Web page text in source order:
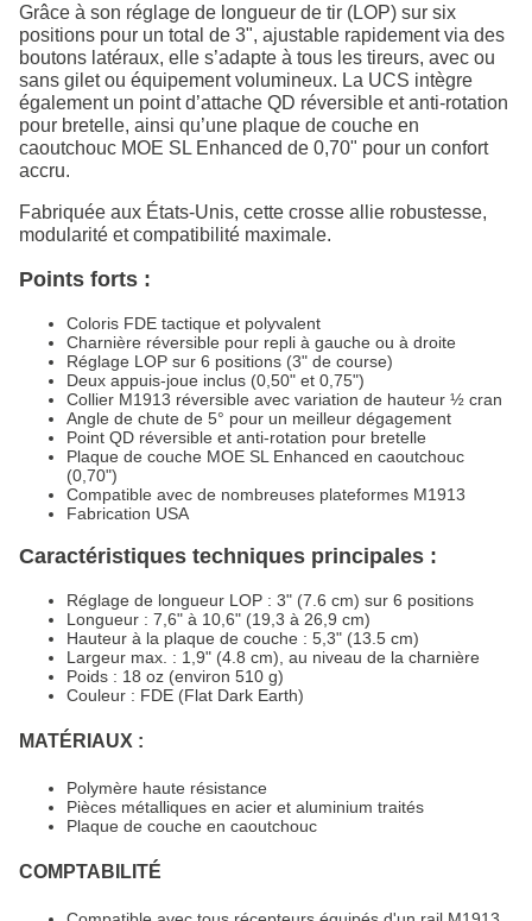
Grâce à son réglage de longueur de tir (LOP) sur six
positions pour un total de 3", ajustable rapidement via des
boutons latéraux, elle s’adapte à tous les tireurs, avec ou
sans gilet ou équipement volumineux. La UCS intègre
également un point d’attache QD réversible et anti-rotation
pour bretelle, ainsi qu’une plaque de couche en
caoutchouc MOE SL Enhanced de 0,70" pour un confort
accru.
Fabriquée aux États-Unis, cette crosse allie robustesse,
modularité et compatibilité maximale.
Points forts :
Coloris FDE tactique et polyvalent
Charnière réversible pour repli à gauche ou à droite
Réglage LOP sur 6 positions (3" de course)
Deux appuis-joue inclus (0,50" et 0,75")
Collier M1913 réversible avec variation de hauteur ½ cran
Angle de chute de 5° pour un meilleur dégagement
Point QD réversible et anti-rotation pour bretelle
Plaque de couche MOE SL Enhanced en caoutchouc
(0,70")
Compatible avec de nombreuses plateformes M1913
Fabrication USA
Caractéristiques techniques principales :
Réglage de longueur LOP : 3" (7.6 cm) sur 6 positions
Longueur : 7,6" à 10,6" (19,3 à 26,9 cm)
Hauteur à la plaque de couche : 5,3" (13.5 cm)
Largeur max. : 1,9" (4.8 cm), au niveau de la charnière
Poids : 18 oz (environ 510 g)
Couleur : FDE (Flat Dark Earth)
MATÉRIAUX :
Polymère haute résistance
Pièces métalliques en acier et aluminium traités
Plaque de couche en caoutchouc
COMPTABILITÉ